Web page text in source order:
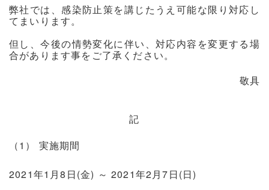
弊社では、感染防止策を講じたうえ可能な限り対応し
てまいります。
但し、今後の情勢変化に伴い、対応内容を変更する場
合があります事をご了承ください。
敬具
記
（1） 実施期間
2021年1月8日(金) ～ 2021年2月7日(日)